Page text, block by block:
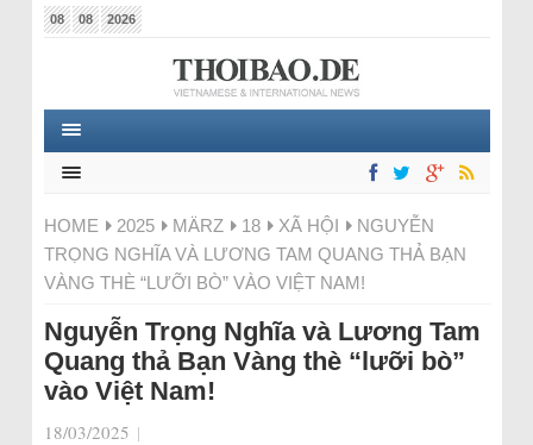
08 08 2026
HOME 2025 MÄRZ 18 XÃ HỘI
NGUYỄN
TRỌNG NGHĨA VÀ LƯƠNG TAM QUANG THẢ BẠN
VÀNG THÈ “LƯỠI BÒ” VÀO VIỆT NAM!
Nguyễn Trọng Nghĩa và Lương Tam
Quang thả Bạn Vàng thè “lưỡi bò”
vào Việt Nam!
18/03/2025 |